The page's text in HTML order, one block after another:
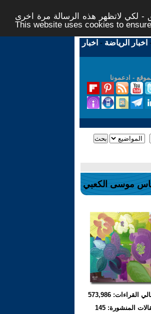
- لكي لاتظهر هذه الرسالة مرة اخرى -
This website uses cookies to
اخبار الرياضة - اخبار
- ادعمونا
موسى الكعبي
القراءات: 573,986
المنشورة: 145